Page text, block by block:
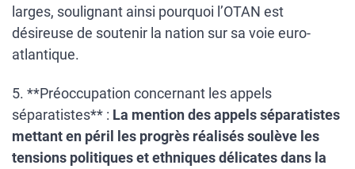
larges, soulignant ainsi pourquoi l’OTAN est
désireuse de soutenir la nation sur sa voie euro-
atlantique.
5. **Préoccupation concernant les appels
séparatistes** : La mention des appels séparatistes
mettant en péril les progrès réalisés soulève les
tensions politiques et ethniques délicates dans la